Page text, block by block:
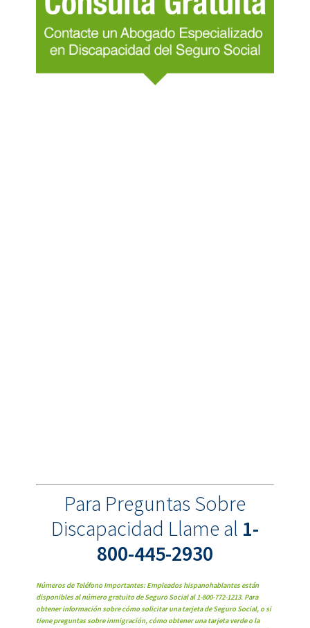
Para Preguntas Sobre
Discapacidad Llame al 1-
800-445-2930
Números de Teléfono Importantes: Empleados hispanohablantes están
disponibles al número gratuito de Seguro Social al 1-800-772-1213. Para
obtener información sobre cómo solicitar una tarjeta de Seguro Social, o si
tiene preguntas sobre inmigración, cómo obtener una tarjeta verde o la